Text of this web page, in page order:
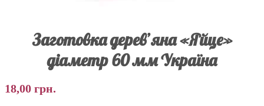
Заготовка дерев’яна «Яйце»
діаметр 60 мм Україна
18,00 грн.